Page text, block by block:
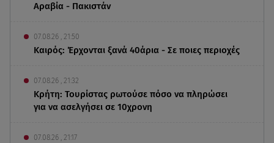
Αραβία - Πακιστάν
07.08.26 , 21:50
Καιρός: Έρχονται ξανά 40άρια - Σε ποιες περιοχές
07.08.26 , 21:32
Κρήτη: Τουρίστας ρωτούσε πόσο να πληρώσει
για να ασελγήσει σε 10χρονη
07.08.26 , 21:17